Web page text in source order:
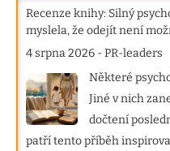
Recenze knihy: Silný
myslela, že odejít není
4 srpna 2026 -PR-leaders
Některé
Jiné v nich
dočtení
patří tento příběh